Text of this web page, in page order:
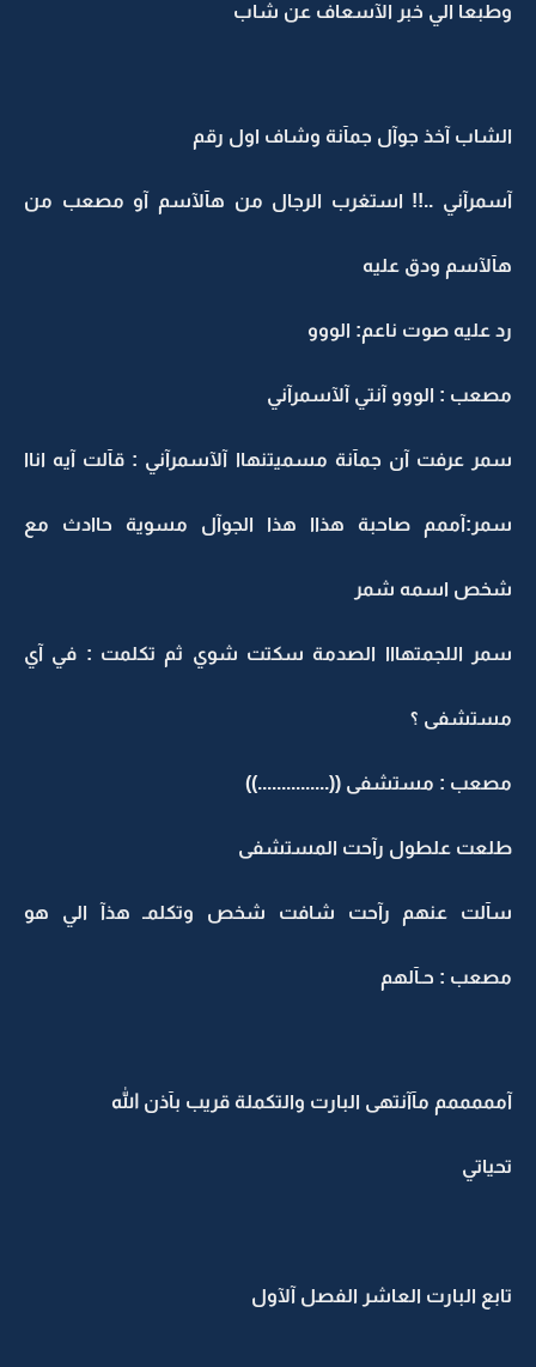
وطبعا الي خبر الآسعاف عن شاب
الشاب آخذ جوآل جمآنة وشاف اول رقم
آسمرآني ..!! استغرب الرجال من هآلآسم آو مصعب من
هآلآسم ودق عليه
رد عليه صوت ناعم: الووو
مصعب : الووو آنتي آلآسمرآني
سمر عرفت آن جمآنة مسميتنهاا آلآسمرآني : قآلت آيه اناا
سمر:آممم صاحبة هذاا هذا الجوآل مسوية حاادث مع
شخص اسمه شمر
سمر اللجمتهااا الصدمة سكتت شوي ثم تكلمت : في آي
مستشفى ؟
مصعب : مستشفى ((...............))
طلعت علطول رآحت المستشفى
سآلت عنهم رآحت شافت شخص وتكلمـ هذآ الي هو
مصعب : حـآلهم
آمممممم مآآنتهى البارت والتكملة قريب بآذن الله
تحياتي
تابع البارت العاشر الفصل آلآول